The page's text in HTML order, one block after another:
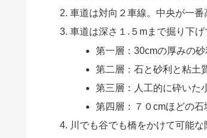
車道は対向２車線。中央が一番
車道は深さ１.５mまで掘り下
第一層：30cmの厚みの
第二層：石と砂利と粘土
第三層：人工的に砕いた
第四層：７０cmほどの
川でも谷でも橋をかけて可能